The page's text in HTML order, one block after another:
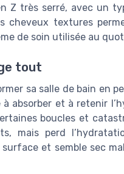
Z très serré, avec un
textures
de soin utilisée au
tout
sa salle de bain en
absorber et à retenir
boucles et
mais perd
et semble sec